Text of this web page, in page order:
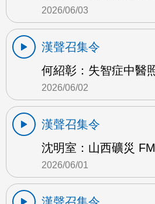
2026/06/03
漢聲召集令
何紹彰：失智症中醫
2026/06/02
漢聲召集令
沈明室：山西礦災
2026/06/01